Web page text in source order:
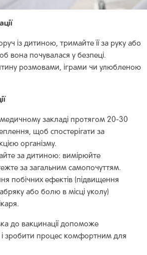
із дитиною, тримайте її за руку або
вона почувалася у безпеці.
розмовами, іграми чи улюбленою
закладі протягом 20-30
щоб спостерігати за
організму.
за дитиною: вимірюйте
за загальним самопочуттям.
побічних ефектів (підвищення
або болю в місці уколу)
до вакцинації допоможе
і зробити процес комфортним для